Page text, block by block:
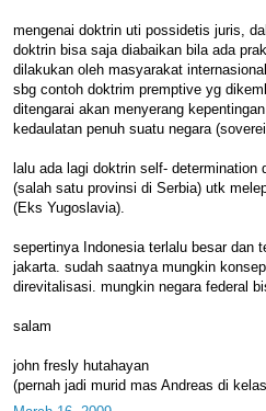
mengenai doktrin uti possidetis juris,
doktrin bisa saja diabaikan bila ada
dilakukan oleh masyarakat
sbg contoh doktrim premptive yg
ditengarai akan menyerang
kedaulatan penuh suatu negara
lalu ada lagi doktrin self- determination
(salah satu provinsi di Serbia) utk
(Eks Yugoslavia).
sepertinya Indonesia terlalu besar dan
jakarta. sudah saatnya mungkin
direvitalisasi. mungkin negara federal
salam
john fresly hutahayan
(pernah jadi murid mas Andreas di